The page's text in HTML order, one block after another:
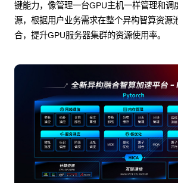
键能力，像管理一台GPU主机一样管理和调
源，根据用户业务需求在整个异构智算资源
合，提升GPU服务器集群的资源使用率。